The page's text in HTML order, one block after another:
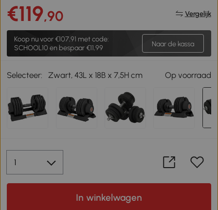
€119,90 Vergelijk
Koop nu voor €107,91 met code:
SCHOOL10 en bespaar €11,99
Naar de kassa
Selecteer: Zwart, 43L x 18B x 7,5H cm Op voorraad
In winkelwagen